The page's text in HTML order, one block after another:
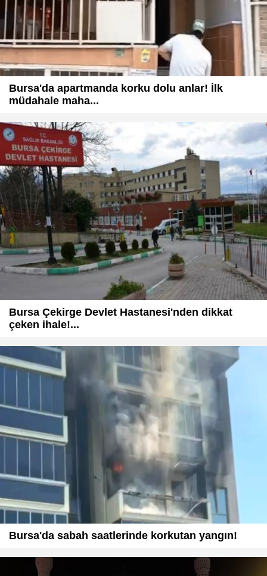
Bursa'da apartmanda korku dolu anlar! İlk
müdahale maha...
Bursa Çekirge Devlet Hastanesi'nden dikkat
çeken ihale!...
Bursa'da sabah saatlerinde korkutan yangın!